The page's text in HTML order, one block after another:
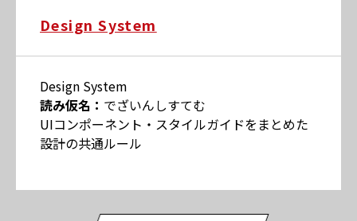
Design System
Design System
読み仮名： でざいんしすてむ
UIコンポーネント・スタイルガイドをまとめた
設計の共通ルール